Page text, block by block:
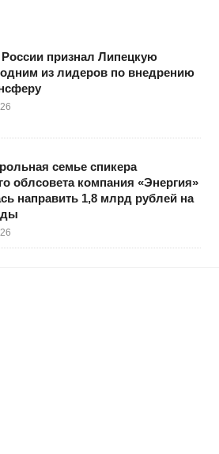
признал Липецкую
из лидеров по внедрению
семье спикера
облсовета компания «Энергия»
направить 1,8 млрд рублей на